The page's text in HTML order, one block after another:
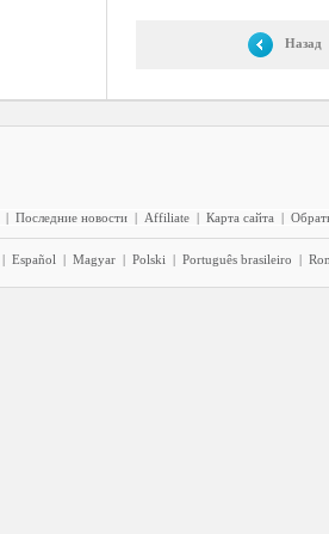
Назад
| Последние новости | Affiliate | Карта сайта |
| Español | Magyar | Polski | Português brasileiro |